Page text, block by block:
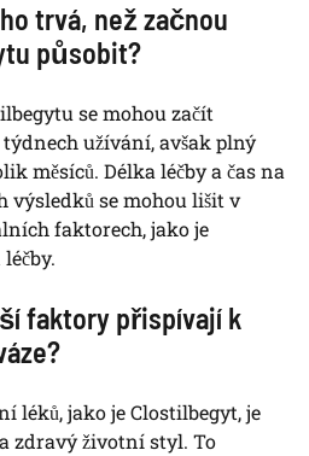
trvá, než začnou
působit?
se mohou začít
užívání, avšak plný
měsíců. Délka léčby a čas na
výsledků se mohou lišit v
faktorech, jako je
faktory přispívají k
léků, jako je Clostilbegyt, je
zdravý životní styl. To